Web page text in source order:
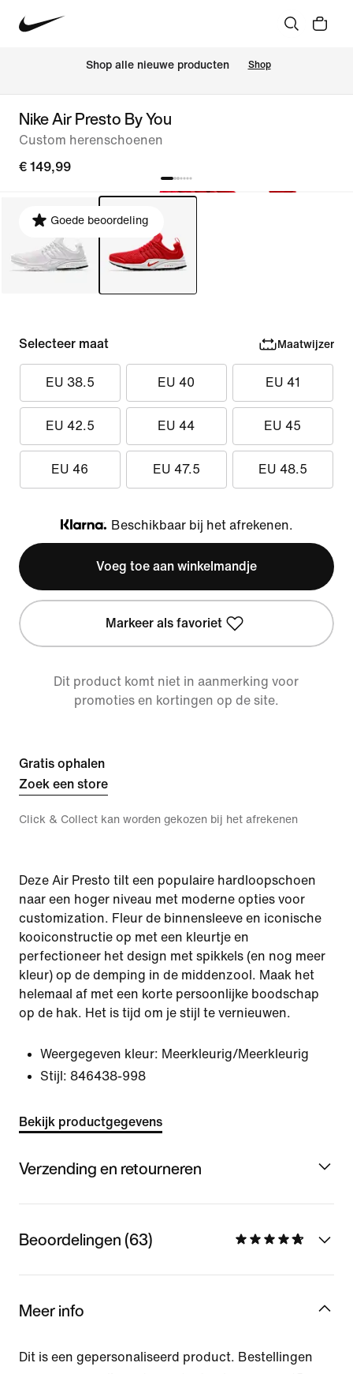
Shop alle nieuwe producten Shop
Nike Air Presto By You
Custom herenschoenen
€ 149,99
Goede beoordeling
Selecteer maat Maatwijzer
EU 38.5 EU 40 EU 41
EU 42.5 EU 44 EU 45
EU 46 EU 47.5 EU 48.5
Klarna
Beschikbaar bij het afrekenen.
Voeg toe aan winkelmandje
Markeer als favoriet
Dit product komt niet in aanmerking voor
promoties en kortingen op de site.
Gratis ophalen
Zoek een store
Click & Collect kan worden gekozen bij het afrekenen
Deze Air Presto tilt een populaire hardloopschoen
naar een hoger niveau met moderne opties voor
customization. Fleur de binnensleeve en iconische
kooiconstructie op met een kleurtje en
perfectioneer het design met spikkels (en nog meer
kleur) op de demping in de middenzool. Maak het
helemaal af met een korte persoonlijke boodschap
op de hak. Het is tijd om je stijl te vernieuwen.
Weergegeven kleur: Meerkleurig/Meerkleurig
Stijl: 846438-998
Bekijk productgegevens
Verzending en retourneren
Beoordelingen (63)
Meer info
Dit is een gepersonaliseerd product. Bestellingen